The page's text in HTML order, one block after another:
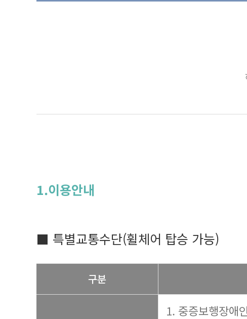
1.이용안내
■ 특별교통수단(휠체어 탑승 가능)
구분
1. 중증보행장애